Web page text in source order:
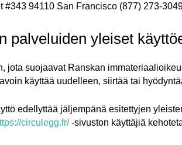
#343 94110 San Francisco (877) 273-
palveluiden yleiset
jota suojaavat Ranskan
käyttää uudelleen, siirtää tai
edellyttää jäljempänä esitettyjen
circulegg.fr/-sivuston käyttäjiä